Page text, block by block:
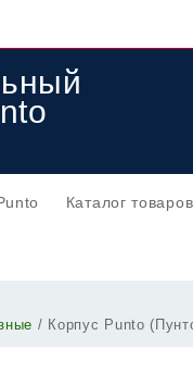
Каталог товаров
/ Корпус Punto